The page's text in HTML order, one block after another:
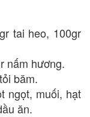
tai heo, 100gr
nấm hương.
băm.
ngọt, muối, hạt
ăn.